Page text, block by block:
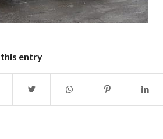
this entry